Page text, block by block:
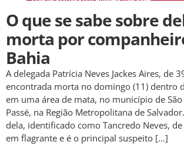
O que se sabe sobre
morta por
Bahia
A delegada Patrícia Neves Jackes Aires, de
encontrada morta no domingo (11) dentro
em uma área de mata, no município de
Passé, na Região Metropolitana de
dela, identificado como Tancredo Neves,
em flagrante e é o principal suspeito […]